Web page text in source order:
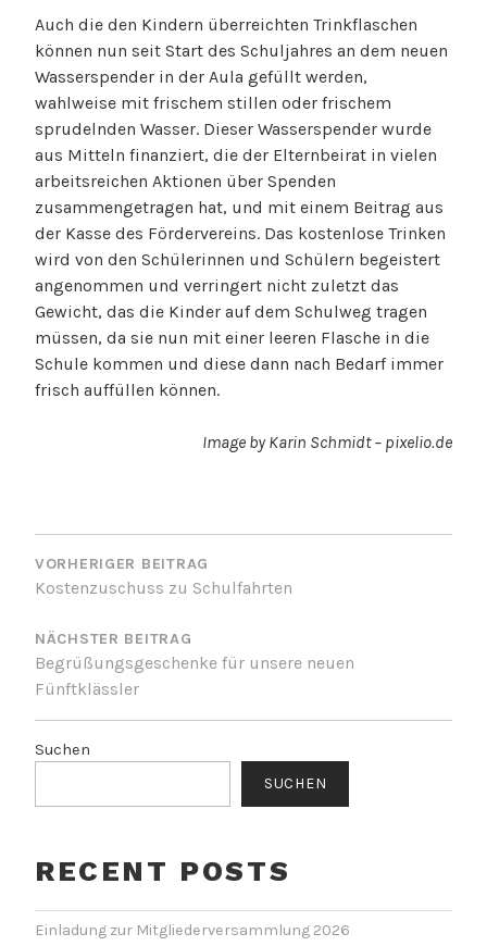
Auch die den Kindern überreichten Trinkflaschen
können nun seit Start des Schuljahres an dem neuen
Wasserspender in der Aula gefüllt werden,
wahlweise mit frischem stillen oder frischem
sprudelnden Wasser. Dieser Wasserspender wurde
aus Mitteln finanziert, die der Elternbeirat in vielen
arbeitsreichen Aktionen über Spenden
zusammengetragen hat, und mit einem Beitrag aus
der Kasse des Fördervereins. Das kostenlose Trinken
wird von den Schülerinnen und Schülern begeistert
angenommen und verringert nicht zuletzt das
Gewicht, das die Kinder auf dem Schulweg tragen
müssen, da sie nun mit einer leeren Flasche in die
Schule kommen und diese dann nach Bedarf immer
frisch auffüllen können.
Image by Karin Schmidt – pixelio.de
BEITRAGSNAVIGATION
VORHERIGER BEITRAG
Kostenzuschuss zu Schulfahrten
NÄCHSTER BEITRAG
Begrüßungsgeschenke für unsere neuen
Fünftklässler
Suchen
SUCHEN
RECENT POSTS
Einladung zur Mitgliederversammlung 2026